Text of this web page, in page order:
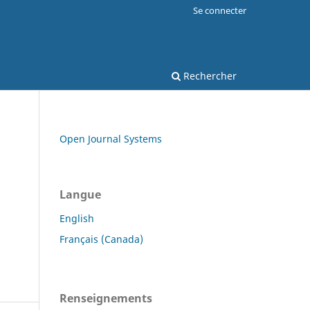
Rechercher
Se connecter
Open Journal Systems
Langue
English
Français (Canada)
Renseignements